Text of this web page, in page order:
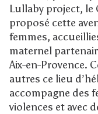
Lullaby project, le
proposé cette
femmes,
maternel
Aix-en-Provence.
autres ce lieu
accompagne des
violences et avec